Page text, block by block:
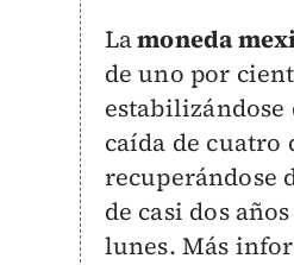
Lamoneda
de uno por
estabilizándose
caída de cuatro
recuperándose
de casi dos
lunes. Más